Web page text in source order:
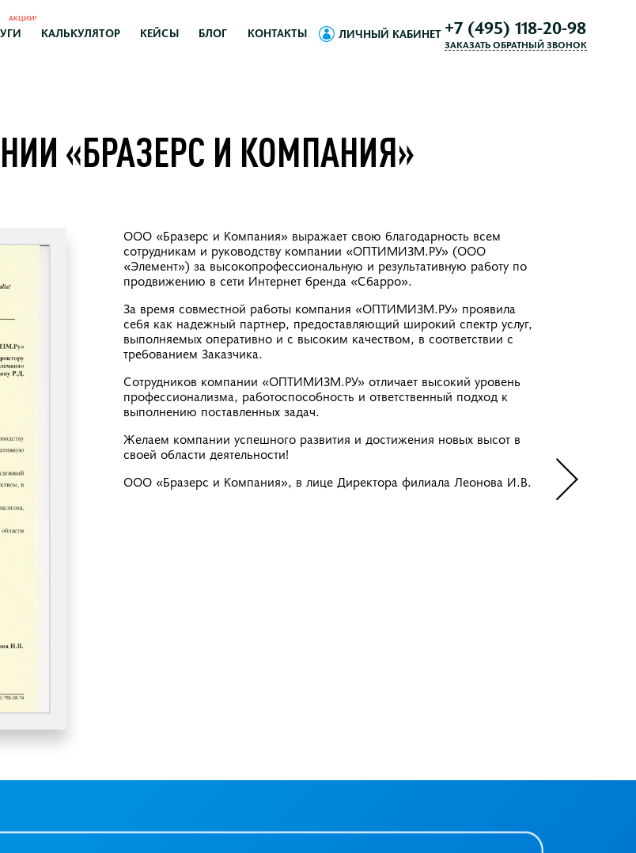
АКЦИИ!
КАЛЬКУЛЯТОР КЕЙСЫ БЛОГ КОНТАКТЫ ЛИЧНЫЙ КАБИНЕТ +7 (495) 118-20-98
ЗАКАЗАТЬ ОБРАТНЫЙ ЗВОНОК
«БРАЗЕРС И КОМПАНИЯ»
ООО «Бразерс и Компания» выражает свою благодарность всем
сотрудникам и руководству компании «ОПТИМИЗМ.РУ» (ООО
«Элемент») за высокопрофессиональную и результативную работу по
продвижению в сети Интернет бренда «Сбарро».
За время совместной работы компания «ОПТИМИЗМ.РУ» проявила
себя как надежный партнер, предоставляющий широкий спектр услуг,
выполняемых оперативно и с высоким качеством, в соответствии с
требованием Заказчика.
Сотрудников компании «ОПТИМИЗМ.РУ» отличает высокий уровень
профессионализма, работоспособность и ответственный подход к
выполнению поставленных задач.
Желаем компании успешного развития и достижения новых высот в
своей области деятельности!
ООО «Бразерс и Компания», в лице Директора филиала Леонова И.В.